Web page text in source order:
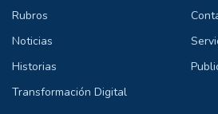
Rubros
Noticias
Historias
Transformación Digital